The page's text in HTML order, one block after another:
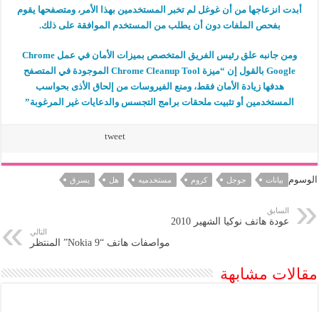
أبدت انزعاجها من أن غوغل لم تخبر المستخدمين بهذا الأمر، ومتصفحها يقوم
بفحص الملفات دون أن يطلب من المستخدم الموافقة على ذلك.
ومن جانبه علق رئيس الفريق المتخصص بميزات الأمان في عمل Chrome
Google بالقول إن “ميزة Chrome Cleanup Tool الموجودة في المتصفح
هدفها زيادة الأمان فقط، ومنع الفيروسات من إلحاق الأذى بحواسب
المستخدمين أو تثبيت ملحقات برامج التجسس والدعايات غير المرغوبة”
tweet
الوسوم بيانات جوجل كروم مستخدميه هل يسرق
السابق
عودة هاتف نوكيا الشهير 2010
التالي
مواصفات هاتف “Nokia 9” المنتظر
مقالات مشابهة